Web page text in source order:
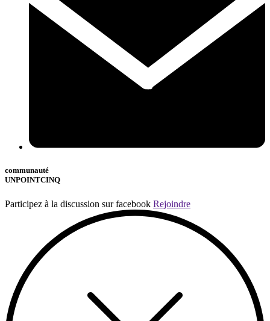
communauté
UNPOINTCINQ
Participez à la discussion sur facebook Rejoindre